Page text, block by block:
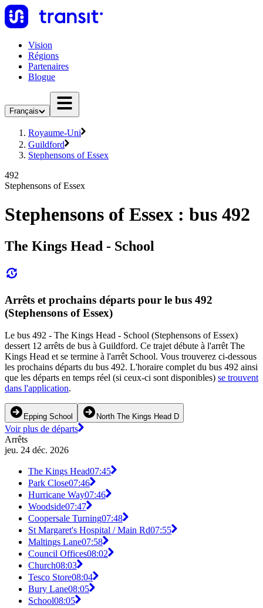
Vision
Régions
Partenaires
Blogue
Français
Royaume-Uni
Guildford
Stephensons of Essex
492
Stephensons of Essex
Stephensons of Essex : bus 492
The Kings Head - School
Arrêts et prochains départs pour le bus 492
(Stephensons of Essex)
Le bus 492 - The Kings Head - School (Stephensons of Essex)
dessert 12 arrêts de bus à Guildford. Ce trajet débute à l'arrêt The
Kings Head et se termine à l'arrêt School. Vous trouverez ci-dessous
les prochains départs du bus 492. L'horaire complet du bus 492 ainsi
que les départs en temps réel (si ceux-ci sont disponibles) se trouvent
dans l'application.
Epping School North The Kings Head D
Voir plus de départs
Arrêts
jeu. 24 déc. 2026
The Kings Head07:45
Park Close07:46
Hurricane Way07:46
Woodside07:47
Coopersale Turning07:48
St Margaret's Hospital / Main Rd07:55
Maltings Lane07:58
Council Offices08:02
Church08:03
Tesco Store08:04
Bury Lane08:05
School08:05